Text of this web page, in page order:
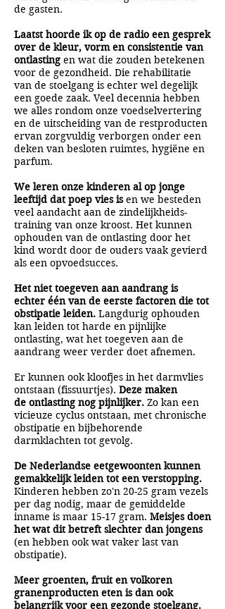
de gasten.
Laatst hoorde ik op de radio een gesprek
over de kleur, vorm en consistentie van
ontlasting en wat die zouden betekenen
voor de gezondheid. Die rehabilitatie
van de stoelgang is echter wel degelijk
een goede zaak. Veel decennia hebben
we alles rondom onze voedselvertering
en de uitscheiding van de restproducten
ervan zorgvuldig verborgen onder een
deken van besloten ruimtes, hygiëne en
parfum.
We leren onze kinderen al op jonge
leeftijd dat poep vies isen we besteden
veel aandacht aan de zindelijkheids-
training van onze kroost. Het kunnen
ophouden van de ontlasting door het
kind wordt door de ouders vaak gevierd
als een opvoedsucces.
Het niet toegeven aan aandrang is
echter één van de eerste factoren die tot
obstipatie leiden. Langdurig ophouden
kan leiden tot harde en pijnlijke
ontlasting, wat het toegeven aan de
aandrang weer verder doet afnemen.
Er kunnen ook kloofjes in het darmvlies
ontstaan (fissuurtjes). Deze maken
de ontlasting nog pijnlijker. Zo kan een
vicieuze cyclus ontstaan, met chronische
obstipatie en bijbehorende
darmklachten tot gevolg.
De Nederlandse eetgewoonten kunnen
gemakkelijk leiden tot een verstopping.
Kinderen hebben zo'n 20-25 gram vezels
per dag nodig, maar de gemiddelde
inname is maar 15-17 gram. Meisjes doen
het wat dit betreft slechter dan jongens
(en hebben ook wat vaker last van
obstipatie).
Meer groenten, fruit en volkoren
granenproducten eten is dan ook
belangrijk voor een gezonde stoelgang.